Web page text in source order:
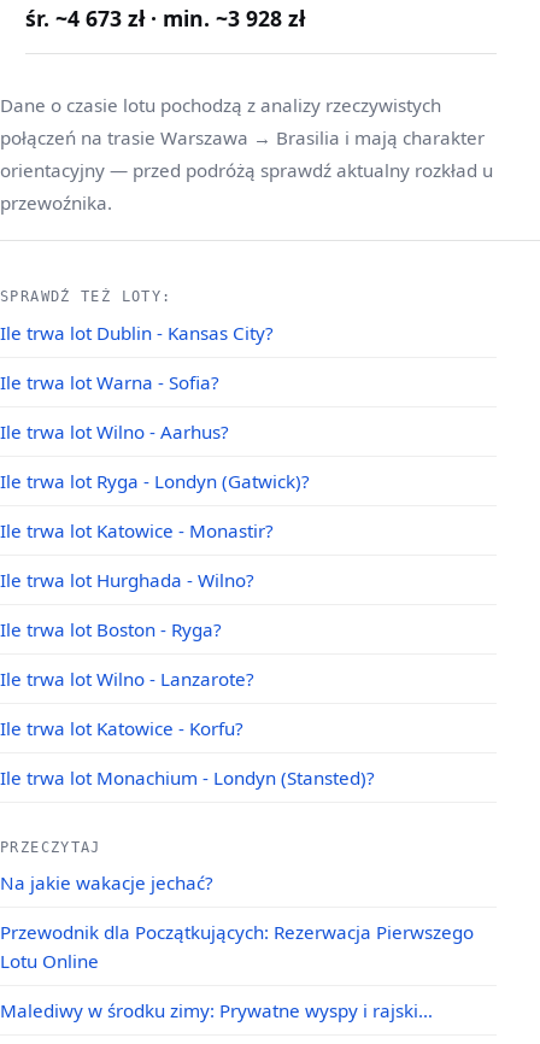
śr. ~4 673 zł · min. ~3 928 zł
Dane o czasie lotu pochodzą z analizy rzeczywistych
połączeń na trasie Warszawa → Brasilia i mają charakter
orientacyjny — przed podróżą sprawdź aktualny rozkład u
przewoźnika.
SPRAWDŹ TEŻ LOTY:
Ile trwa lot Dublin - Kansas City?
Ile trwa lot Warna - Sofia?
Ile trwa lot Wilno - Aarhus?
Ile trwa lot Ryga - Londyn (Gatwick)?
Ile trwa lot Katowice - Monastir?
Ile trwa lot Hurghada - Wilno?
Ile trwa lot Boston - Ryga?
Ile trwa lot Wilno - Lanzarote?
Ile trwa lot Katowice - Korfu?
Ile trwa lot Monachium - Londyn (Stansted)?
PRZECZYTAJ
Na jakie wakacje jechać?
Przewodnik dla Początkujących: Rezerwacja Pierwszego
Lotu Online
Malediwy w środku zimy: Prywatne wyspy i rajski…